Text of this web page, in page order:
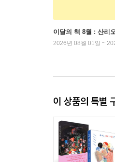
이달의 책 8월 : 산리
2026년 08월 01일 ~
이 상품의 특별